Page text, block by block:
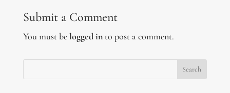
Submit a Comment
You must belogged into post a comment.